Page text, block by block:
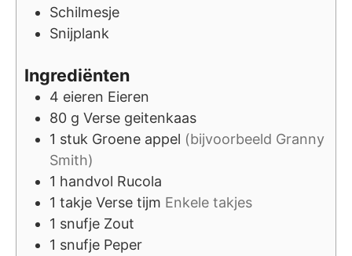
Schilmesje
Snijplank
Ingrediënten
4 eieren Eieren
80 g Verse geitenkaas
1 stuk Groene appel (bijvoorbeeld Granny
Smith)
1 handvol Rucola
1 takje Verse tijm Enkele takjes
1 snufje Zout
1 snufje Peper